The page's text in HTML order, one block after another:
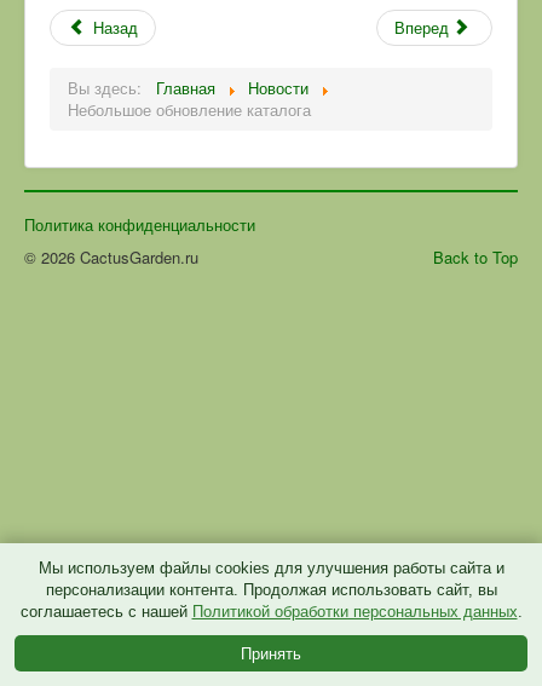
Мы используем файлы cookies для улучшения работы сайта и
персонализации контента. Продолжая использовать сайт, вы
соглашаетесь с нашей Политикой обработки персональных данных.
Принять
Отзывы
Ссылки
Контакты
Назад Вперед
Вы здесь: Главная
Новости
Небольшое обновление каталога
Политика конфиденциальности
Back to Top
© 2026 CactusGarden.ru